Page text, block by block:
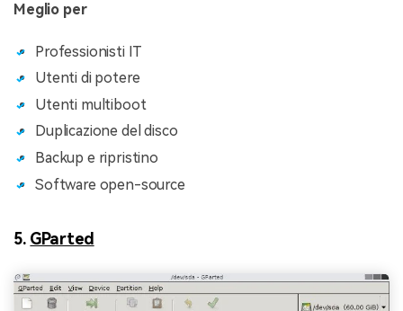
Meglio per
Professionisti IT
Utenti di potere
Utenti multiboot
Duplicazione del disco
Backup e ripristino
Software open-source
5. GParted